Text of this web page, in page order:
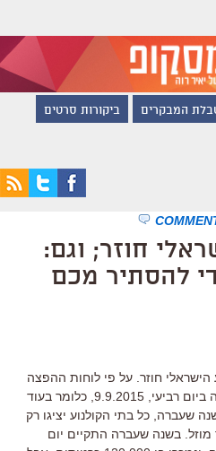
המבקרים ביקורות סרטים
חוזר; וגם:
להסתיר מכם
הישראלי חוזר. על פי לוחות ההפצה
של מפיצי הקולנוע בארץ, זה יקרה ביום רביעי, 9.9.2015, כלומר בעוד
שעברה, כל בתי הקולנוע יציגו רק
בשנה שעברה התקיים יום